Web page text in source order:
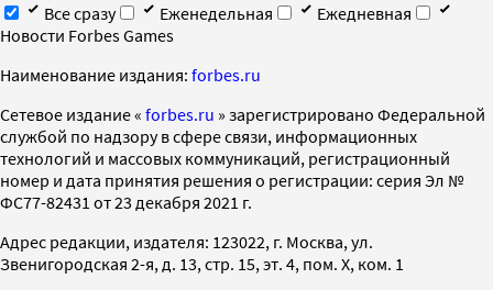
Все сразу
Еженедельная
Ежедневная
Новости Forbes Games
Наименование издания: forbes.ru
Cетевое издание « forbes.ru » зарегистрировано Федеральной
службой по надзору в сфере связи, информационных
технологий и массовых коммуникаций, регистрационный
номер и дата принятия решения о регистрации: серия Эл №
ФС77-82431 от 23 декабря 2021 г.
Адрес редакции, издателя: 123022, г. Москва, ул.
Звенигородская 2-я, д. 13, стр. 15, эт. 4, пом. X, ком. 1